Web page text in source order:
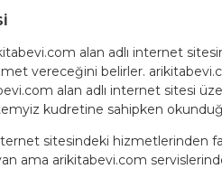
alan adlı internet
vereceğini belirler.
alan adlı internet sitesi
kudretine sahipken
sitesindeki hizmetlerinden
ama arikitabevi.com